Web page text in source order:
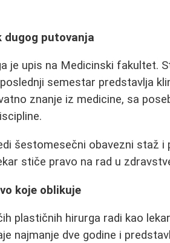
dugog putovanja
je upis na Medicinski fakultet.
semestar predstavlja
znanje iz medicine, sa
šestomesečni obavezni staž i
stiče pravo na rad u
koje oblikuje
plastičnih hirurga radi kao
najmanje dve godine i